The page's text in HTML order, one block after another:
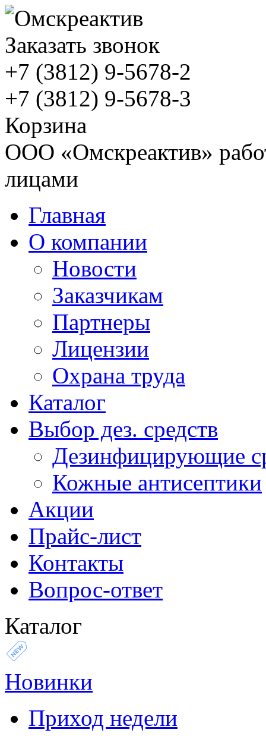
Заказать звонок
+7 (3812) 9-5678-2
+7 (3812) 9-5678-3
Корзина
ООО «Омскреактив»
лицами
Главная
О компании
Новости
Заказчикам
Партнеры
Лицензии
Охрана труда
Каталог
Выбор дез. средств
Дезинфицирующие
Кожные антисептики
Акции
Прайс-лист
Контакты
Вопрос-ответ
Каталог
Новинки
Приход недели